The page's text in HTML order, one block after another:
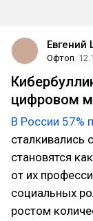
Евгений
Офтоп
цифровом
В России 57%
сталкивались
становятся
от их
социальных
ростом